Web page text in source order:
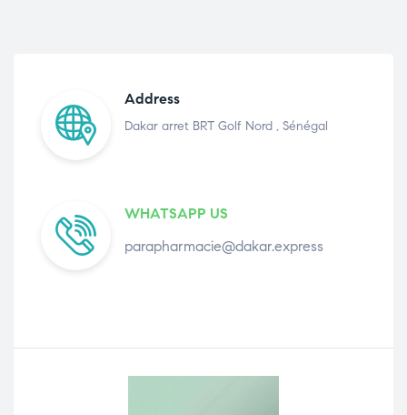
Address
Dakar arret BRT Golf Nord , Sénégal
WHATSAPP US
parapharmacie@dakar.express